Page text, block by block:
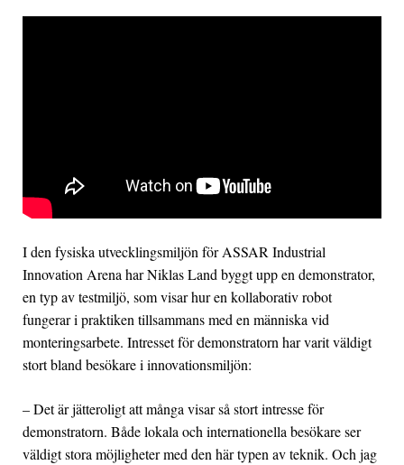
I den fysiska utvecklingsmiljön för ASSAR Industrial
Innovation Arena har Niklas Land byggt upp en demonstrator,
en typ av testmiljö, som visar hur en kollaborativ robot
fungerar i praktiken tillsammans med en människa vid
monteringsarbete. Intresset för demonstratorn har varit väldigt
stort bland besökare i innovationsmiljön:
– Det är jätteroligt att många visar så stort intresse för
demonstratorn. Både lokala och internationella besökare ser
väldigt stora möjligheter med den här typen av teknik. Och jag